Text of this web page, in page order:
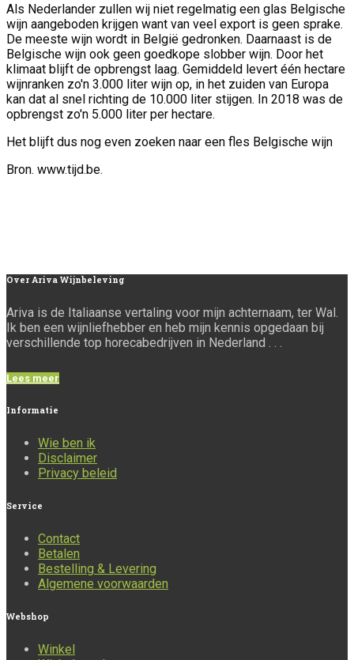
Als Nederlander zullen wij niet regelmatig een glas Belgische
wijn aangeboden krijgen want van veel export is geen sprake.
De meeste wijn wordt in België gedronken. Daarnaast is de
Belgische wijn ook geen goedkope slobber wijn. Door het
klimaat blijft de opbrengst laag. Gemiddeld levert één hectare
wijnranken zo'n 3.000 liter wijn op, in het zuiden van Europa
kan dat al snel richting de 10.000 liter stijgen. In 2018 was de
opbrengst zo'n 5.000 liter per hectare.
Het blijft dus nog even zoeken naar een fles Belgische wijn
Bron. www.tijd.be.
Over Ariva Wijnbeleving
Ariva is de Italiaanse vertaling voor mijn achternaam, ter Wal.
Ik ben een wijnliefhebber en heb mijn kennis opgedaan bij
verschillende top horecabedrijven in Nederland . . .
Lees meer
Informatie
Wie ben ik
Disclaimer
Privacy beleid
Service
Contact
Betalen
Bestelling & Levering
Algemene voorwaarden
Webshop
Winkel